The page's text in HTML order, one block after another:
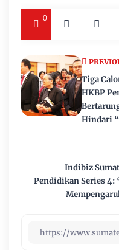
0
Indibiz
Pendidikan Series 4:
Tiga
HKBP
Hindari